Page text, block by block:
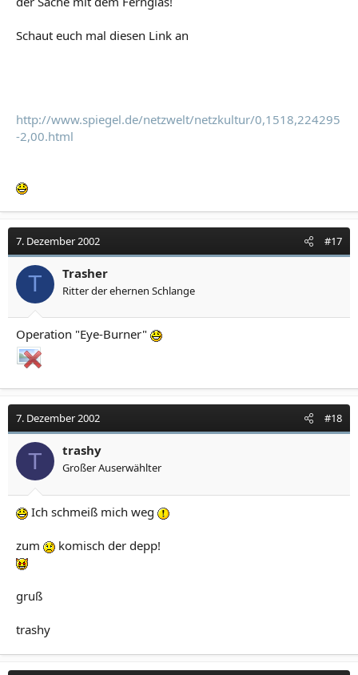
Schaut euch mal diesen Link an
http://www.spiegel.de/netzwelt/netzkultur/0,1518,224295
-2,00.html
7. Dezember 2002 #17
T Trasher
Ritter der ehernen Schlange
Operation "Eye-Burner"
7. Dezember 2002 #18
T trashy
Großer Auserwählter
Ich schmeiß mich weg
zum komisch der depp!
gruß
trashy